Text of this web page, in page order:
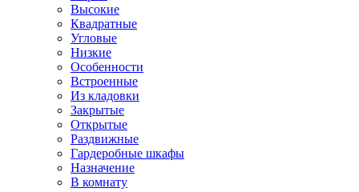
Высокие
Квадратные
Угловые
Низкие
Особенности
Встроенные
Из кладовки
Закрытые
Открытые
Раздвижные
Гардеробные шкафы
Назначение
В комнату